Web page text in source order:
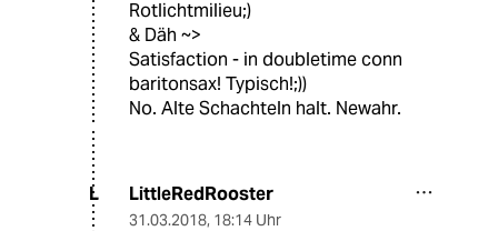
Rotlichtmilieu;)
& Däh ~>
Satisfaction - in doubletime conn
baritonsax! Typisch!;))
No. Alte Schachteln halt. Newahr.
L LittleRedRooster
31.03.2018, 18:14 Uhr